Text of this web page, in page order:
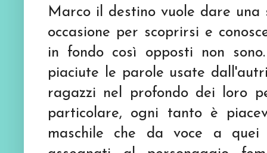
Marco il destino vuole dare una
occasione per scoprirsi e
in fondo così opposti non
piaciute le parole usate
ragazzi nel profondo dei loro
particolare, ogni tanto è
maschile che da voce a